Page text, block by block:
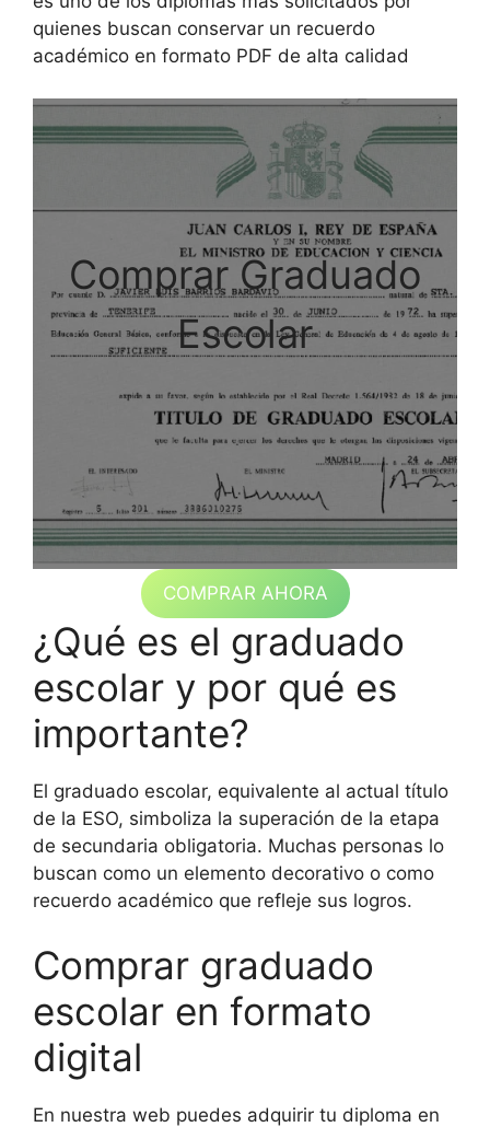
quienes buscan conservar un recuerdo
académico en formato PDF de alta calidad
Comprar Graduado
Escolar
COMPRAR AHORA
¿Qué es el graduado
escolar y por qué es
importante?
El graduado escolar, equivalente al actual título
de la ESO, simboliza la superación de la etapa
de secundaria obligatoria. Muchas personas lo
buscan como un elemento decorativo o como
recuerdo académico que refleje sus logros.
Comprar graduado
escolar en formato
digital
En nuestra web puedes adquirir tu diploma en